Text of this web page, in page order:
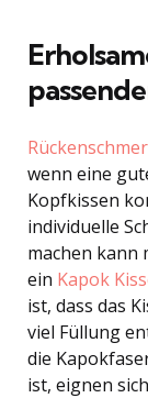
wenn eine
Kopfkissen
individuelle
machen kann
ein Kapok
ist, dass das
viel Füllung
die
ist, eignen